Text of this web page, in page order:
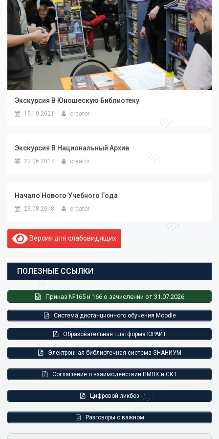
Экскурсия В Юношескую Библиотеку
19.10.2021 creator
Экскурсия В Национальный Архив
22.06.2017 creator
Начало Нового Учебного Года
29.08.2018 creator
Версия для слабовидящих
ПОЛЕЗНЫЕ ССЫЛКИ
Приказ №165 и 166 о зачислении от 31.07.2026
Система дистанционного обучения Moodle
Образовательная платформа ЮРАЙТ
Электронная библиотечная система ЗНАНИУМ
Соглашение о взаимодействии ПМПК и СКТ
Цифровой ликбез
Разговоры о важном